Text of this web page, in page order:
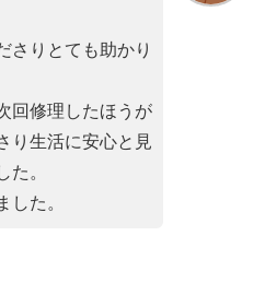
さりとても助かり
回修理したほうが
り生活に安心と見
た。
した。